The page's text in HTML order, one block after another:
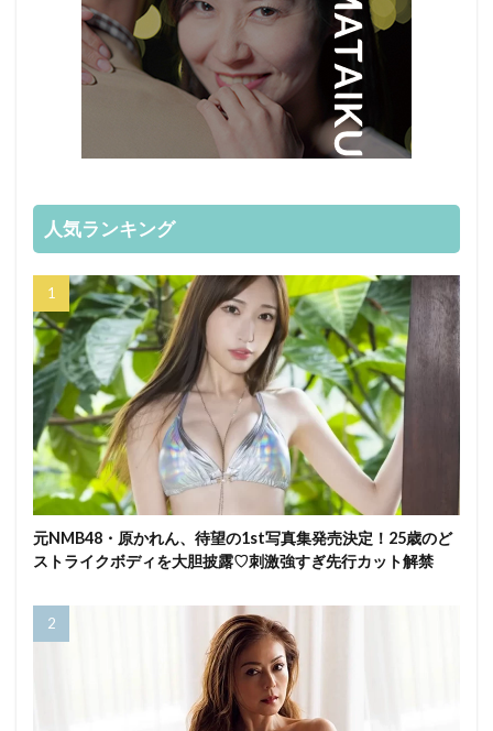
人気ランキング
元NMB48・原かれん、待望の1st写真集発売決定！25歳のど
ストライクボディを大胆披露♡刺激強すぎ先行カット解禁